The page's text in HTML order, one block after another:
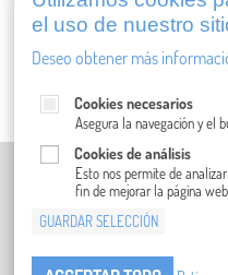
PIE DE IMPRENTA (EN ALEMÁN)
POLÍTICA DE PRIVACIDAD (EN INGLÉS)
CONDICIONES GENERALES
el uso de nuestro
Deseo obtener más
Cookies necesarios
Asegura la navegación y el
Cookies de análisis
Esto nos permite de
fin de mejorar la página
GUARDAR SELECCIÓN